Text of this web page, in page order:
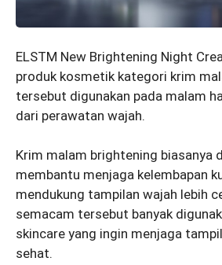
ELSTM New Brightening Night
produk kosmetik kategori krim
tersebut digunakan pada malam
dari perawatan wajah.
Krim malam brightening biasanya
membantu menjaga kelembapan
mendukung tampilan wajah lebih
semacam tersebut banyak
skincare yang ingin menjaga
sehat.